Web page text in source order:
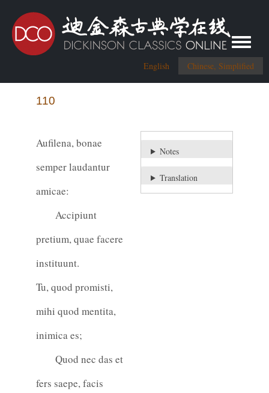
English Chinese, Simplified
Toggle
110
Aufilena, bonae
semper laudantur
amicae:
Accipiunt
pretium, quae facere
instituunt.
Tu, quod promisti,
mihi quod mentita,
inimica es;
Quod nec das et
fers saepe, facis
Notes
Translation